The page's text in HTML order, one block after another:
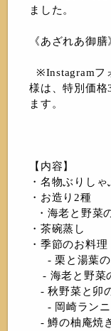
ました。
《あざれあ御
※Instagramフ
様は、特別価格
ます。
【内容】
・名物ぶりし
・お造り2種
・海老と野菜
・茶碗蒸し
・季節のお料理
- 栗と湯葉の
- 海老と野菜
- 秋野菜と卯
- 岡崎ランニ
- 鱒の柚庵焼